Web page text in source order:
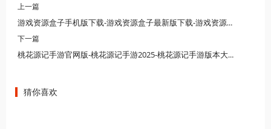
上一篇
游戏资源盒子手机版下载-游戏资源盒子最新版下载-游戏资源盒子合集下载
下一篇
桃花源记手游官网版-桃花源记手游2025-桃花源记手游版本大全
猜你喜欢